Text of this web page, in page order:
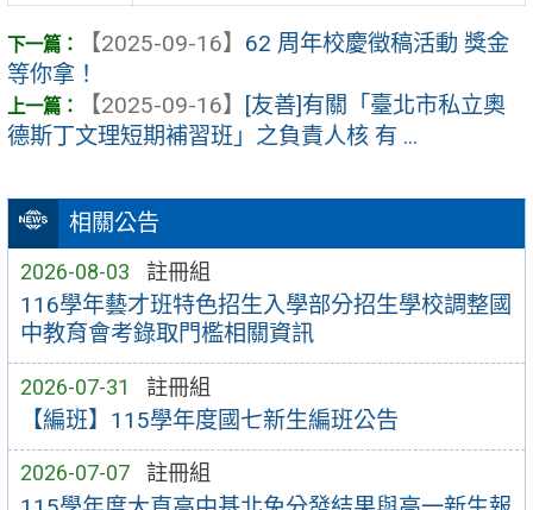
相關公告
2026-08-03 註冊組
116學年藝才班特色招生入學部分招生學校調整國
中教育會考錄取門檻相關資訊
2026-07-31 註冊組
【編班】115學年度國七新生編班公告
2026-07-07 註冊組
【2025-09-16】 62 周年校慶徵稿活動 獎金
等你拿！
【2025-09-16】 [友善]有關「臺北市私立奧
德斯丁文理短期補習班」之負責人核 有 ...